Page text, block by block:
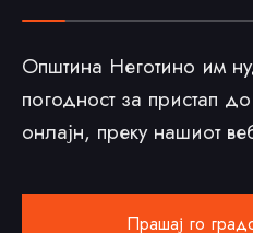
Општина Неготино им
погодност за пристап
онлајн, преку нашиот
Прашај го